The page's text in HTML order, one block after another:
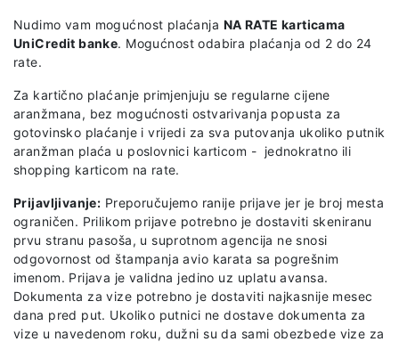
Nudimo vam mogućnost plaćanja NA RATE karticama
UniCredit banke. Mogućnost odabira plaćanja od 2 do 24
rate.
Za kartično plaćanje primjenjuju se regularne cijene
aranžmana, bez mogućnosti ostvarivanja popusta za
gotovinsko plaćanje i vrijedi za sva putovanja ukoliko putnik
aranžman plaća u poslovnici karticom - jednokratno ili
shopping karticom na rate.
Prijavljivanje: Preporučujemo ranije prijave jer je broj mesta
ograničen. Prilikom prijave potrebno je dostaviti skeniranu
prvu stranu pasoša, u suprotnom agencija ne snosi
odgovornost od štampanja avio karata sa pogrešnim
imenom. Prijava je validna jedino uz uplatu avansa.
Dokumenta za vize potrebno je dostaviti najkasnije mesec
dana pred put. Ukoliko putnici ne dostave dokumenta za
vize u navedenom roku, dužni su da sami obezbede vize za